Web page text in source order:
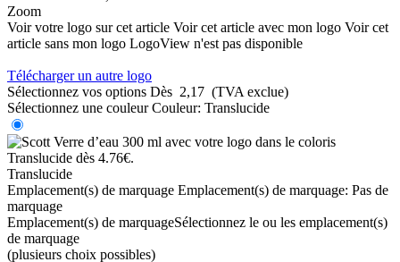
Zoom
Voir votre logo sur cet article Voir cet article avec mon logo Voir cet
article sans mon logo LogoView n'est pas disponible
Télécharger un autre logo
Sélectionnez vos options Dès 2,17 (TVA exclue)
Sélectionnez une couleur Couleur: Translucide
Translucide
Emplacement(s) de marquage Emplacement(s) de marquage: Pas de
marquage
Emplacement(s) de marquageSélectionnez le ou les emplacement(s)
de marquage
(plusieurs choix possibles)